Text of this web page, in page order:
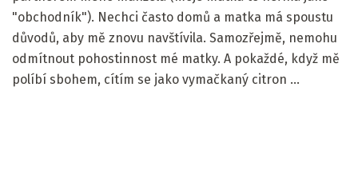
"obchodník"). Nechci často domů a matka má spoustu
důvodů, aby mě znovu navštívila. Samozřejmě, nemohu
odmítnout pohostinnost mé matky. A pokaždé, když mě
políbí sbohem, cítím se jako vymačkaný citron ...